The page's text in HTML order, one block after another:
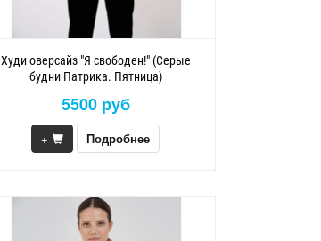
Худи оверсайз "Я свободен!" (Серые
будни Патрика. Пятница)
5500 руб
+ Подробнее